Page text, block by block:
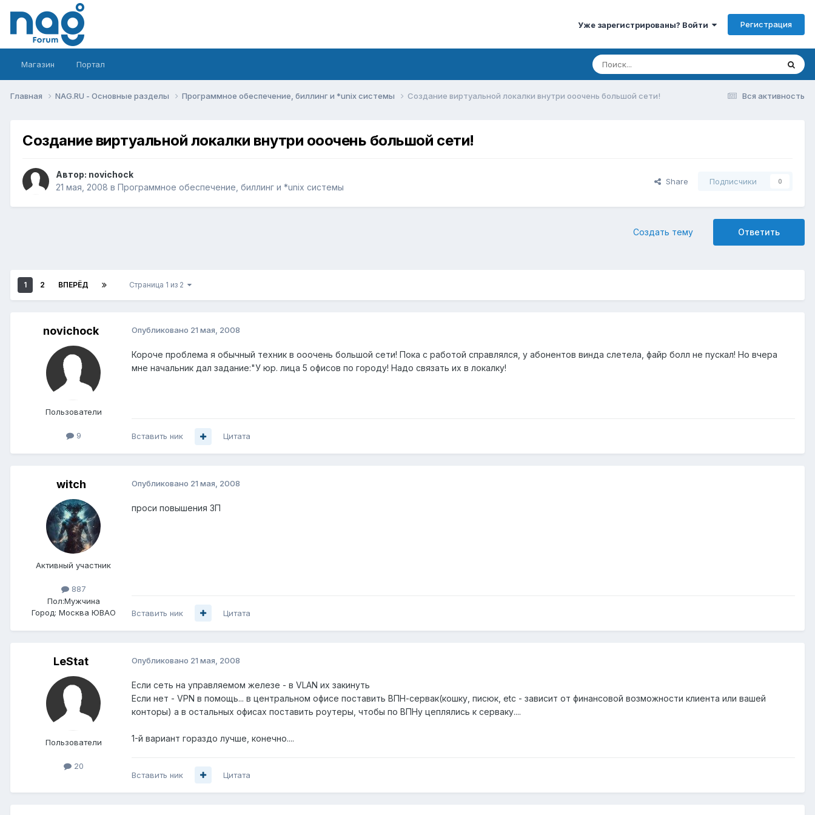
Уже зарегистрированы? Войти Регистрация
Магазин Портал
Вся активность
Главная NAG.RU - Основные разделы Программное обеспечение, биллинг и *unix системы Создание виртуальной локалки внутри ооочень большой сети!
Создание виртуальной локалки внутри ооочень большой сети!
Автор: novichock
21 мая, 2008 в Программное обеспечение, биллинг и *unix системы
Share Подписчики 0
Ответить
Создать тему
1 2 ВПЕРЁД Страница 1 из 2
novichock
Пользователи
9
Опубликовано 21 мая, 2008
Короче проблема я обычный техник в ооочень большой сети! Пока с работой справлялся, у абонентов винда слетела, файр болл не пускал! Но вчера
мне начальник дал задание:"У юр. лица 5 офисов по городу! Надо связать их в локалку!
Вставить ник Цитата
witch
Активный участник
887
Пол:Мужчина
Город: Москва ЮВАО
Опубликовано 21 мая, 2008
проси повышения ЗП
Вставить ник Цитата
LeStat
Пользователи
20
Опубликовано 21 мая, 2008
Если сеть на управляемом железе - в VLAN их закинуть
Если нет - VPN в помощь... в центральном офисе поставить ВПН-сервак(кошку, писюк, etc - зависит от финансовой возможности клиента или вашей
конторы) а в остальных офисах поставить роутеры, чтобы по ВПНу цеплялись к серваку....
1-й вариант гораздо лучше, конечно....
Вставить ник Цитата